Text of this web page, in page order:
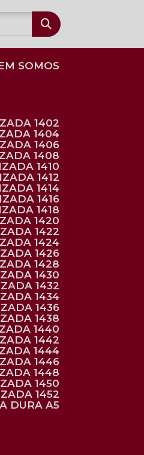
SOMOS
1402
1404
1406
1408
1410
1412
1414
1416
1418
1420
1422
1424
1426
1428
1430
1432
1434
1436
1438
1440
1442
1444
1446
1448
1450
1452
DURA A5